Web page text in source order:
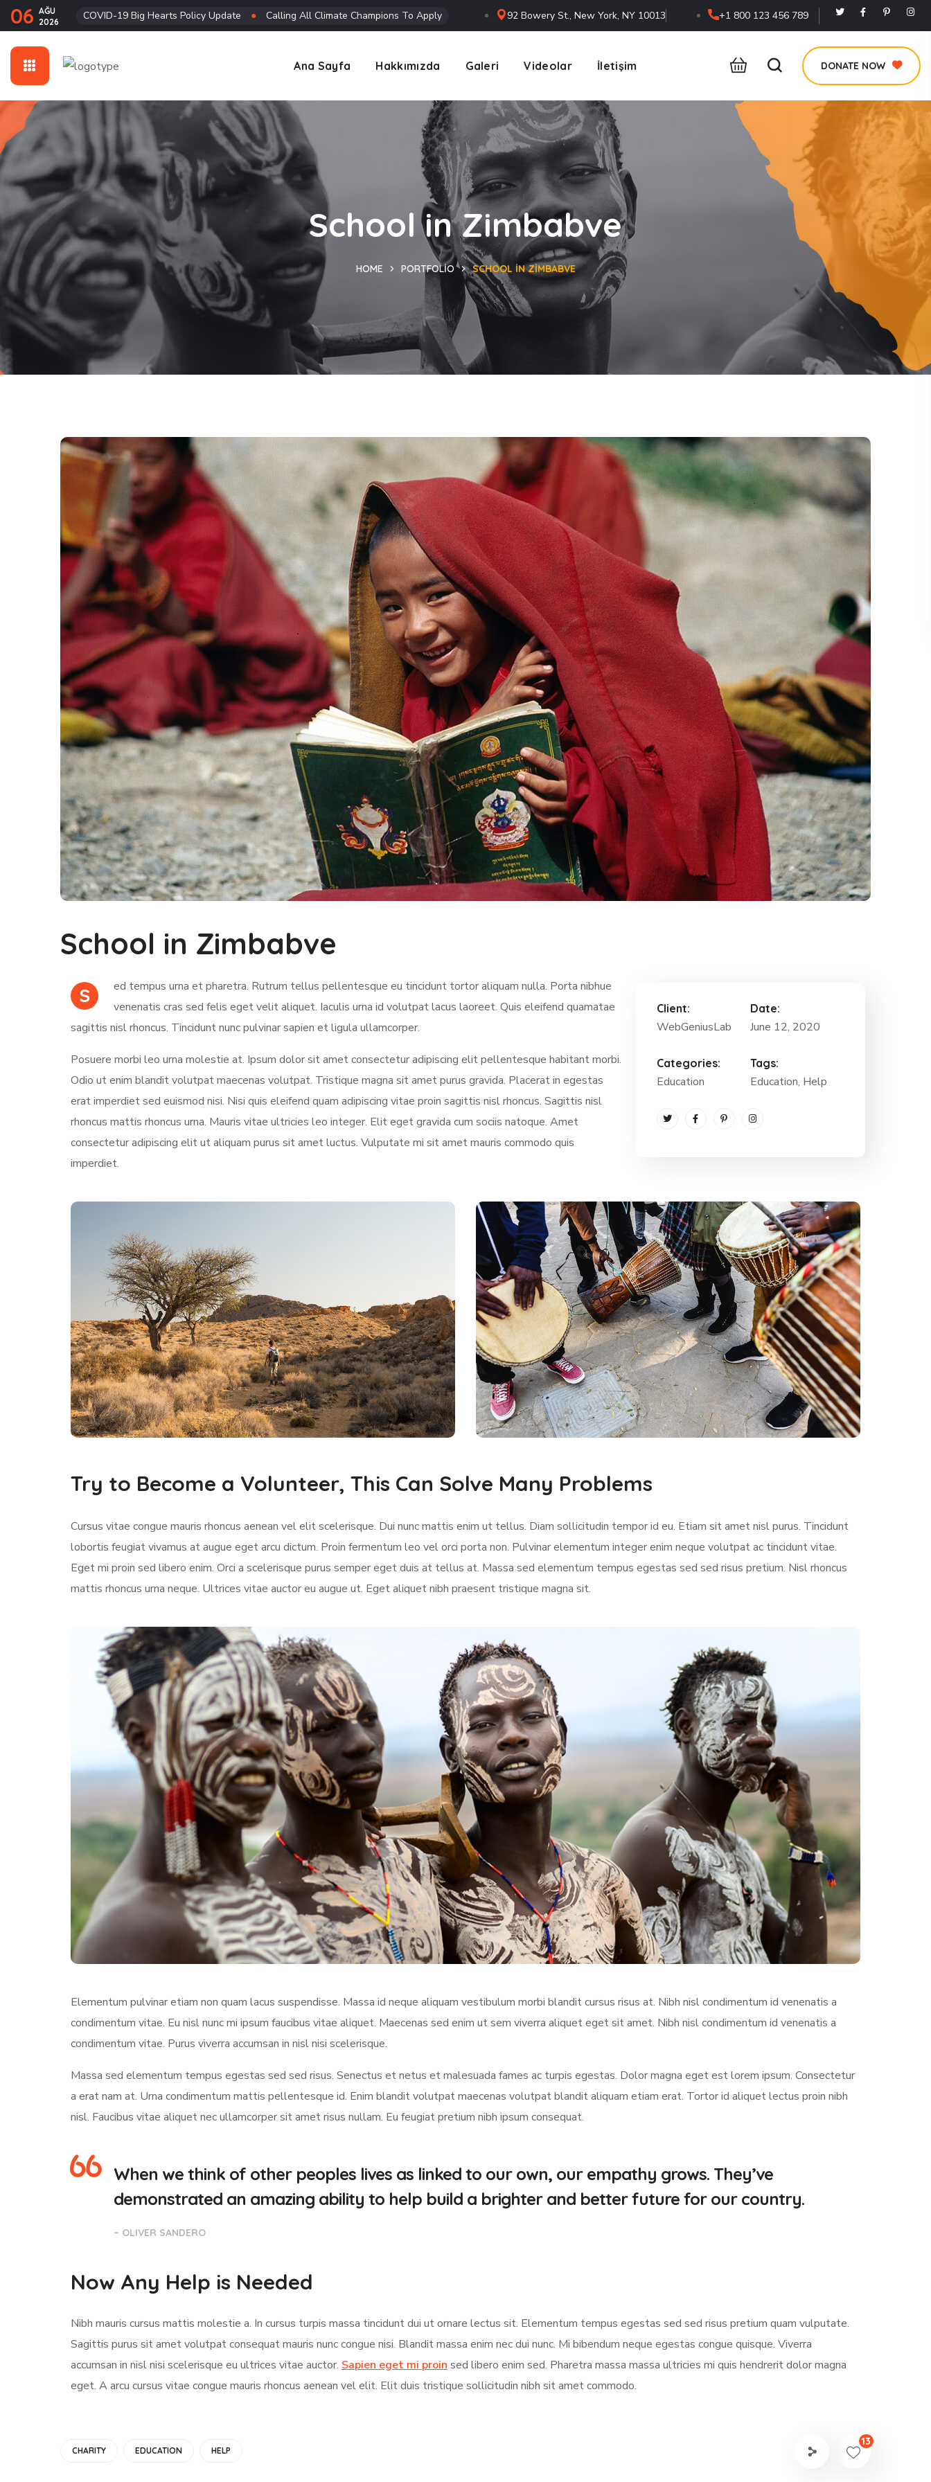
06 AĞU
2026
COVID-19 Big Hearts Policy Update ● Calling All Climate Champions To Apply 92 Bowery St., New York, NY 10013 +1 800 123 456 789
Ana Sayfa Hakkımızda Galeri Videolar İletişim DONATE NOW
School in Zimbabve
HOME PORTFOLIO SCHOOL IN ZIMBABVE
School in Zimbabve
S
ed tempus urna et pharetra. Rutrum tellus pellentesque eu tincidunt tortor aliquam nulla. Porta nibhue
venenatis cras sed felis eget velit aliquet. Iaculis urna id volutpat lacus laoreet. Quis eleifend quamatae
sagittis nisl rhoncus. Tincidunt nunc pulvinar sapien et ligula ullamcorper.
Posuere morbi leo urna molestie at. Ipsum dolor sit amet consectetur adipiscing elit pellentesque habitant morbi.
Odio ut enim blandit volutpat maecenas volutpat. Tristique magna sit amet purus gravida. Placerat in egestas
erat imperdiet sed euismod nisi. Nisi quis eleifend quam adipiscing vitae proin sagittis nisl rhoncus. Sagittis nisl
rhoncus mattis rhoncus urna. Mauris vitae ultricies leo integer. Elit eget gravida cum sociis natoque. Amet
consectetur adipiscing elit ut aliquam purus sit amet luctus. Vulputate mi sit amet mauris commodo quis
imperdiet.
Client:
WebGeniusLab
Date:
June 12, 2020
Categories:
Education
Tags:
Education, Help
Try to Become a Volunteer, This Can Solve Many Problems
Cursus vitae congue mauris rhoncus aenean vel elit scelerisque. Dui nunc mattis enim ut tellus. Diam sollicitudin tempor id eu. Etiam sit amet nisl purus. Tincidunt
lobortis feugiat vivamus at augue eget arcu dictum. Proin fermentum leo vel orci porta non. Pulvinar elementum integer enim neque volutpat ac tincidunt vitae.
Eget mi proin sed libero enim. Orci a scelerisque purus semper eget duis at tellus at. Massa sed elementum tempus egestas sed sed risus pretium. Nisl rhoncus
mattis rhoncus urna neque. Ultrices vitae auctor eu augue ut. Eget aliquet nibh praesent tristique magna sit.
Elementum pulvinar etiam non quam lacus suspendisse. Massa id neque aliquam vestibulum morbi blandit cursus risus at. Nibh nisl condimentum id venenatis a
condimentum vitae. Eu nisl nunc mi ipsum faucibus vitae aliquet. Maecenas sed enim ut sem viverra aliquet eget sit amet. Nibh nisl condimentum id venenatis a
condimentum vitae. Purus viverra accumsan in nisl nisi scelerisque.
Massa sed elementum tempus egestas sed sed risus. Senectus et netus et malesuada fames ac turpis egestas. Dolor magna eget est lorem ipsum. Consectetur
a erat nam at. Urna condimentum mattis pellentesque id. Enim blandit volutpat maecenas volutpat blandit aliquam etiam erat. Tortor id aliquet lectus proin nibh
nisl. Faucibus vitae aliquet nec ullamcorper sit amet risus nullam. Eu feugiat pretium nibh ipsum consequat.
When we think of other peoples lives as linked to our own, our empathy grows. They’ve
demonstrated an amazing ability to help build a brighter and better future for our country.
– OLIVER SANDERO
Now Any Help is Needed
Nibh mauris cursus mattis molestie a. In cursus turpis massa tincidunt dui ut ornare lectus sit. Elementum tempus egestas sed sed risus pretium quam vulputate.
Sagittis purus sit amet volutpat consequat mauris nunc congue nisi. Blandit massa enim nec dui nunc. Mi bibendum neque egestas congue quisque. Viverra
accumsan in nisl nisi scelerisque eu ultrices vitae auctor. Sapien eget mi proin sed libero enim sed. Pharetra massa massa ultricies mi quis hendrerit dolor magna
eget. A arcu cursus vitae congue mauris rhoncus aenean vel elit. Elit duis tristique sollicitudin nibh sit amet commodo.
CHARITY EDUCATION HELP
13